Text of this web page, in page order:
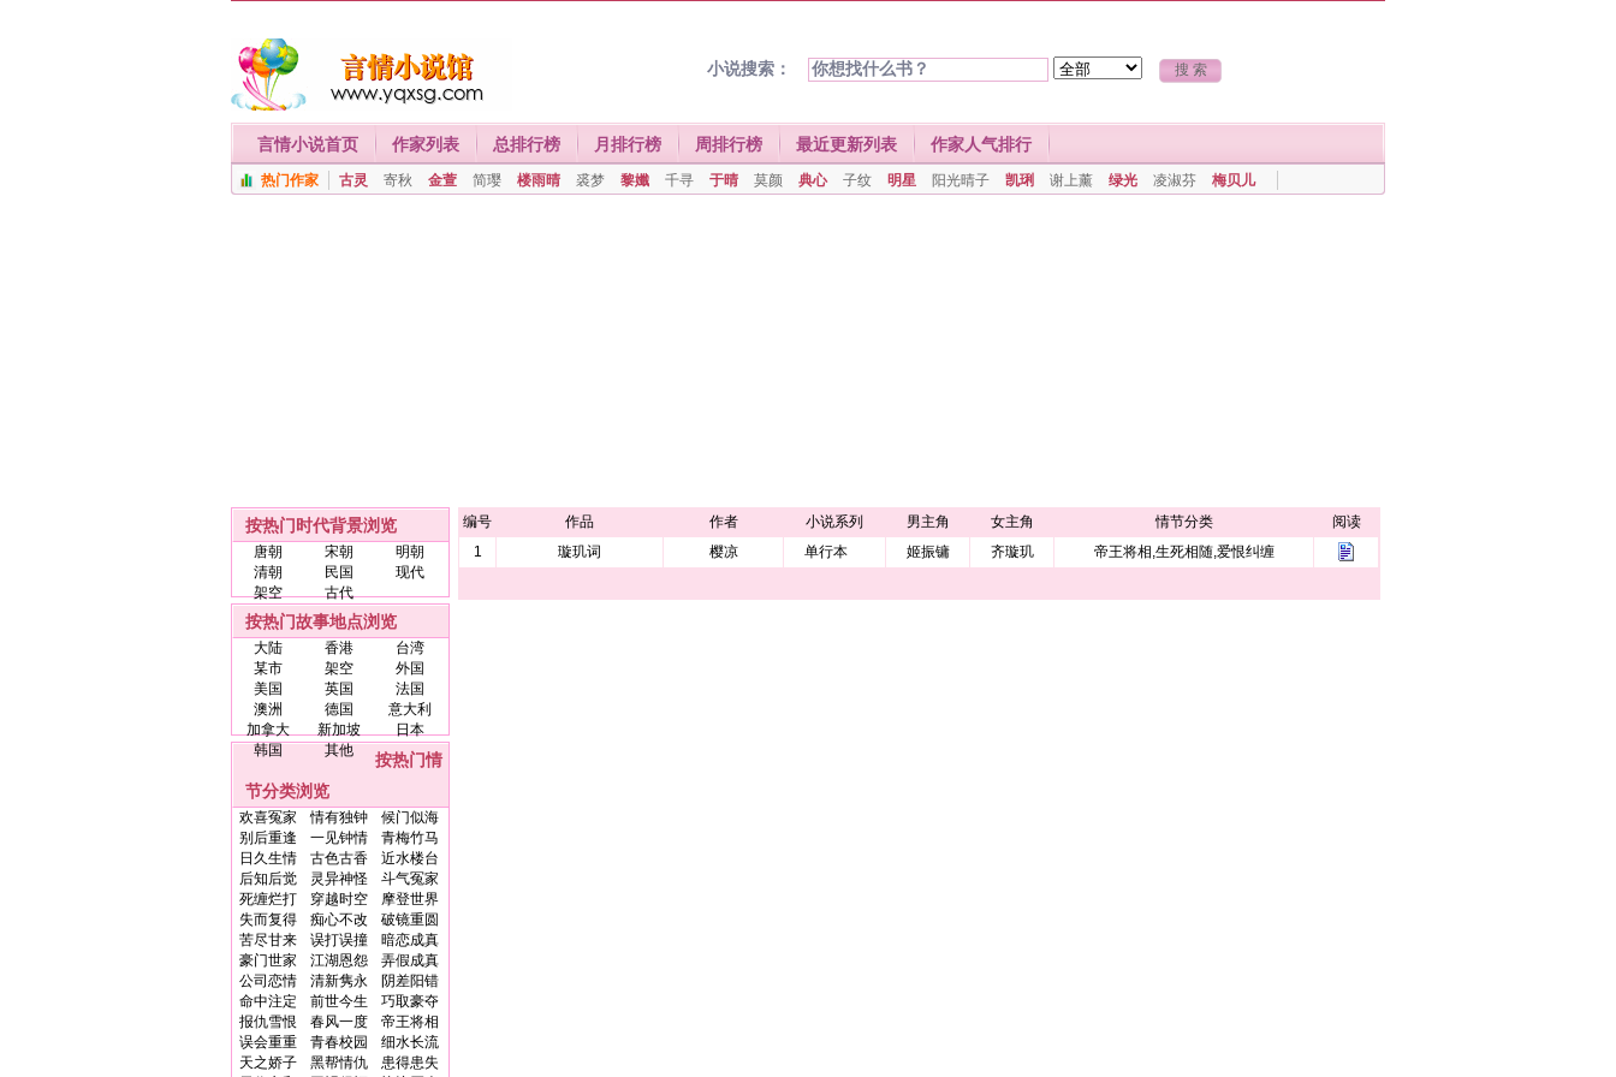
小说搜索：
言情小说首页 作家列表 总排行榜 月排行榜 周排行榜 最近更新列表 作家人气排行
热门作家 古灵 寄秋 金萱 简璎 楼雨晴 裘梦 黎孅 千寻 于晴 莫颜 典心 子纹 明星 阳光晴子 凯琍 谢上薰 绿光 凌淑芬 梅贝儿
按热门时代背景浏览
唐朝 宋朝
明朝
清朝
民国
现代
架空
古代
按热门故事地点浏览
大陆 香港
台湾
某市
架空
外国
美国
英国
法国
澳洲
德国
意大利
加拿大
新加坡
日本
韩国
其他
按热门情
节分类浏览
欢喜冤家 情有独钟
候门似海
别后重逢
一见钟情
青梅竹马
日久生情
古色古香
近水楼台
后知后觉
灵异神怪
斗气冤家
死缠烂打
穿越时空
摩登世界
失而复得
痴心不改
破镜重圆
苦尽甘来
误打误撞
暗恋成真
豪门世家
江湖恩怨
弄假成真
公司恋情
清新隽永
阴差阳错
命中注定
前世今生
巧取豪夺
报仇雪恨
春风一度
帝王将相
误会重重
青春校园
细水长流
天之娇子
黑帮情仇
患得患失
编号 作品 作者 小说系列 男主角 女主角 情节分类
阅读
1
璇玑词 樱凉 单行本 姬振镛 齐璇玑 帝王将相,生死相随,爱恨纠缠